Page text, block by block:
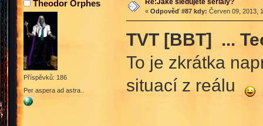
Theodor Orphes
Příspěvků: 186
Per aspera ad astra..
Re:Jaké sledujete seriály?
« Odpověď #87 kdy: Červen 09, 2013,
TVT [BBT] ...
To je zkrátka
situací z reálu